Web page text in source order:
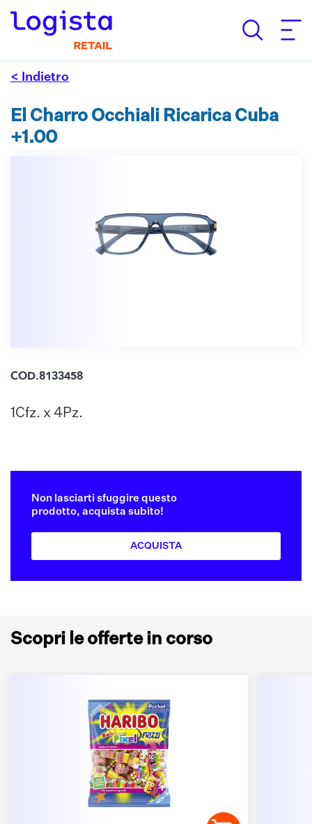
< Indietro
El Charro Occhiali Ricarica Cuba
+1.00
COD.8133458
1Cfz. x 4Pz.
Non lasciarti sfuggire questo
prodotto, acquista subito!
ACQUISTA
Scopri le offerte in corso